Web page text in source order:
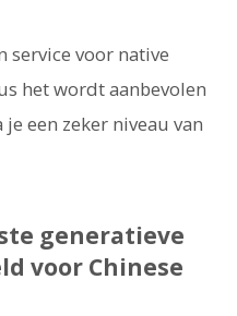
service voor native
het wordt aanbevolen
een zeker niveau van
generatieve
voor Chinese